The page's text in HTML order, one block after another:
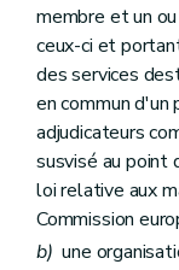
membre et un
ceux-ci et
des services
en commun d'un
adjudicateurs
susvisé au point
loi relative aux
Commission
b) une